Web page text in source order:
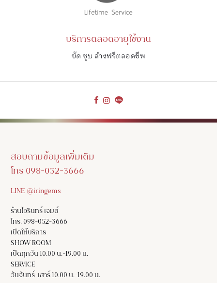
บริการตลอดอายุใช้งาน
ขัด ชุบ ล้างฟรีตลอดชีพ
สอบถามข้อมูลเพิ่มเติม
โทร 098-052-3666
LINE @iringems
ร้านไอรินทร์ เจมส์
โทร. 098-052-3666
เปิดให้บริการ
SHOW ROOM
เปิดทุกวัน 10.00 น.-19.00 น.
SERVICE
วันจันทร์-เสาร์ 10.00 น.-19.00 น.